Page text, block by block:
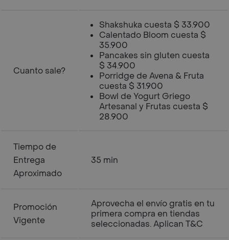
Cuanto sale?
Shakshuka cuesta $ 33.900
Calentado Bloom cuesta $
35.900
Pancakes sin gluten cuesta
$ 34.900
Porridge de Avena & Fruta
cuesta $ 31.900
Bowl de Yogurt Griego
Artesanal y Frutas cuesta $
28.900
Tiempo de
Entrega
Aproximado
35 min
Promoción
Vigente
Aprovecha el envío gratis en tu
primera compra en tiendas
seleccionadas. Aplican T&C